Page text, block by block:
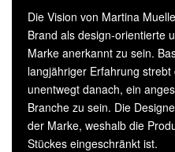
Die Vision von Martina
Brand als design-orientierte
Marke anerkannt zu sein.
langjähriger Erfahrung
unentwegt danach, ein
Branche zu sein. Die
der Marke, weshalb die
Stückes eingeschränkt ist.